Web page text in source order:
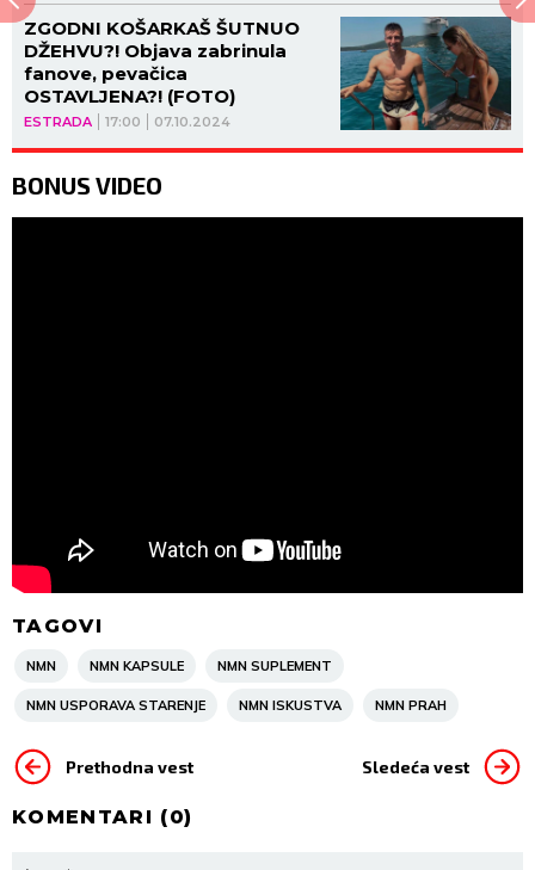
ESTRADA 17:00 07.10.2024
ZGODNI KOŠARKAŠ ŠUTNUO
DŽEHVU?! Objava zabrinula
fanove, pevačica
OSTAVLJENA?! (FOTO)
BONUS VIDEO
TAGOVI
NMN NMN KAPSULE NMN SUPLEMENT
NMN USPORAVA STARENJE NMN ISKUSTVA NMN PRAH
Prethodna vest Sledeća vest
KOMENTARI (0)